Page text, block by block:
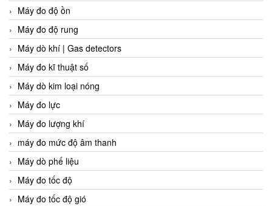
Máy đo độ ồn
Máy đo độ rung
Máy dò khí | Gas detectors
Máy đo kĩ thuật số
Máy dò kim loại nóng
Máy đo lực
Máy đo lượng khí
máy đo mức độ âm thanh
Máy dò phế liệu
Máy đo tốc độ
Máy đo tốc độ gió